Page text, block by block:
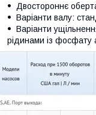
Двостороннє
Варіанти валу:
Варіанти
рідинами із фосфату